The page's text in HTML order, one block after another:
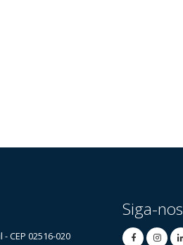
CEP 02516-020
Siga-nos